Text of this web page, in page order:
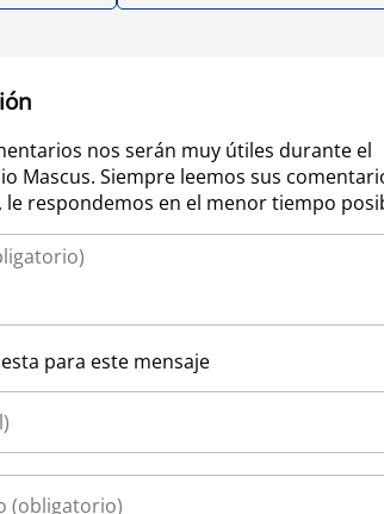
nos serán muy útiles durante el
Mascus. Siempre leemos sus
le respondemos en el menor tiempo
para este mensaje